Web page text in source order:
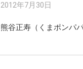
2012年7月30日